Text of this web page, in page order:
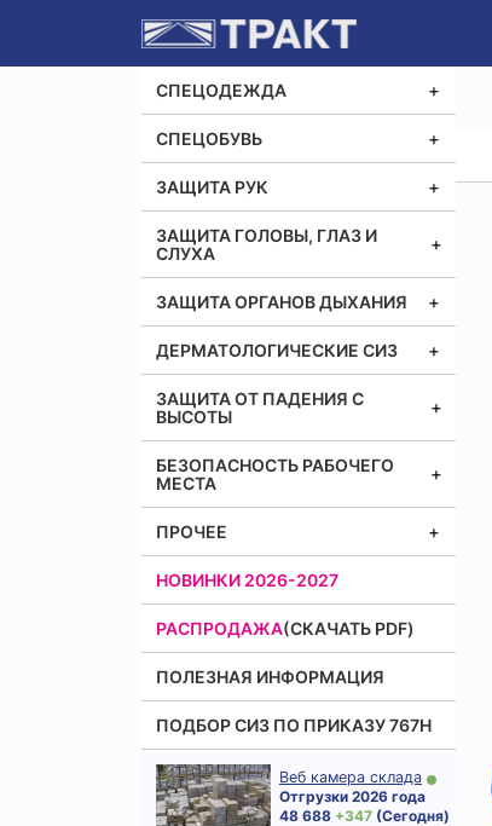
СПЕЦОДЕЖДА
СПЕЦОБУВЬ
ЗАЩИТА РУК
ЗАЩИТА ГОЛОВЫ, ГЛАЗ И
СЛУХА
ЗАЩИТА ОРГАНОВ ДЫХАНИЯ
ДЕРМАТОЛОГИЧЕСКИЕ СИЗ
ЗАЩИТА ОТ ПАДЕНИЯ С
ВЫСОТЫ
БЕЗОПАСНОСТЬ РАБОЧЕГО
МЕСТА
ПРОЧЕЕ
НОВИНКИ 2026-2027
РАСПРОДАЖА(СКАЧАТЬ PDF)
ПОЛЕЗНАЯ ИНФОРМАЦИЯ
ПОДБОР СИЗ ПО ПРИКАЗУ 767Н
Веб камера склада
Отгрузки 2026 года
48 688 + 347 (Сегодня)